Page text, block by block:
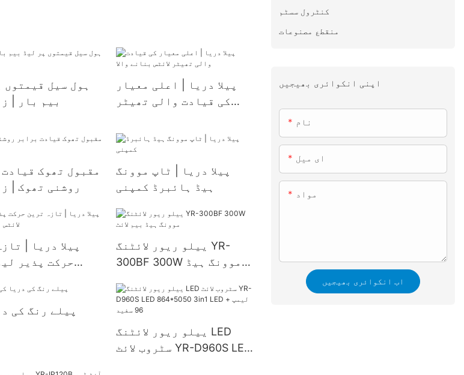
ہول سیل قیمتوں
بیم بار |
پیلا دریا | اعلی معیار
کی قیادت والی تھیٹر
مقبول تھوک قیادت
روشنی تھوک |
پیلا دریا | ٹاپ موونگ
ہیڈ ہائبرڈ کمپنی
پیلا دریا |
حرکت پذیر
ییلو ریور لائٹنگ YR-
300BF 300W موونگ ہیڈ
پیلے رنگ کی
ییلو ریور لائٹنگ LED
سٹروب لائٹ YR-D960S LED
کنٹرول سسٹم
منقطع مصنوعات
اپنی انکوائری بھیجیں
نام
ای میل
مواد
اب انکوائری بھیجیں